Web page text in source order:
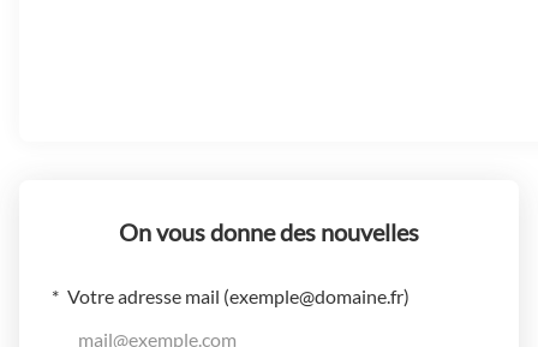
On vous donne des nouvelles
Votre adresse mail (exemple@domaine.fr)